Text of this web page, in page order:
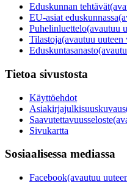
Eduskunnan tehtävät
EU-asiat eduskunnassa
Puhelinluettelo(avautuu
Tilastoja(avautuu uuteen
Eduskuntasanasto
Tietoa sivustosta
Käyttöehdot
Asiakirjajulkisuuskuvaus
Saavutettavuusseloste
Sivukartta
Sosiaalisessa mediassa
Facebook(avautuu